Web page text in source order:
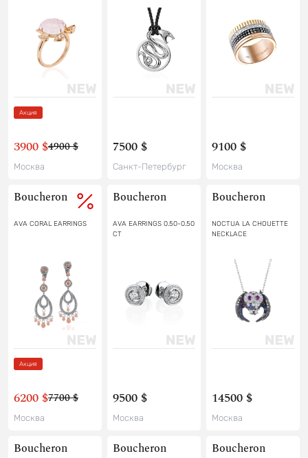
Акция
3900 $4900 $
Москва
7500 $
Санкт-Петербург
9100 $
Москва
Boucheron
AVA CORAL EARRINGS
Акция
6200 $7700 $
Москва
Boucheron
AVA EARRINGS 0.50-0.50
CT
9500 $
Москва
Boucheron
NOCTUA LA CHOUETTE
NECKLACE
14500 $
Москва
Boucheron Boucheron Boucheron